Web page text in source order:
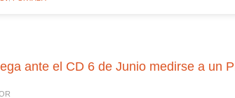
ante el CD 6 de Junio medirse a un